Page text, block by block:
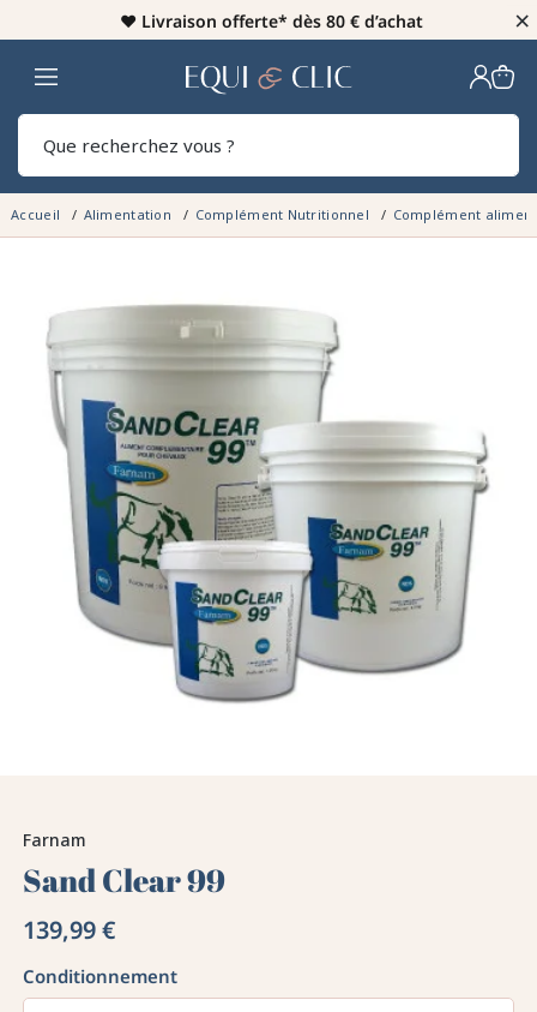
♥️ Livraison offerte* dès 80 € d’achat ×
Home
Accueil Alimentation Complément Nutritionnel Complément
Farnam
Sand Clear 99
139,99 €
Conditionnement